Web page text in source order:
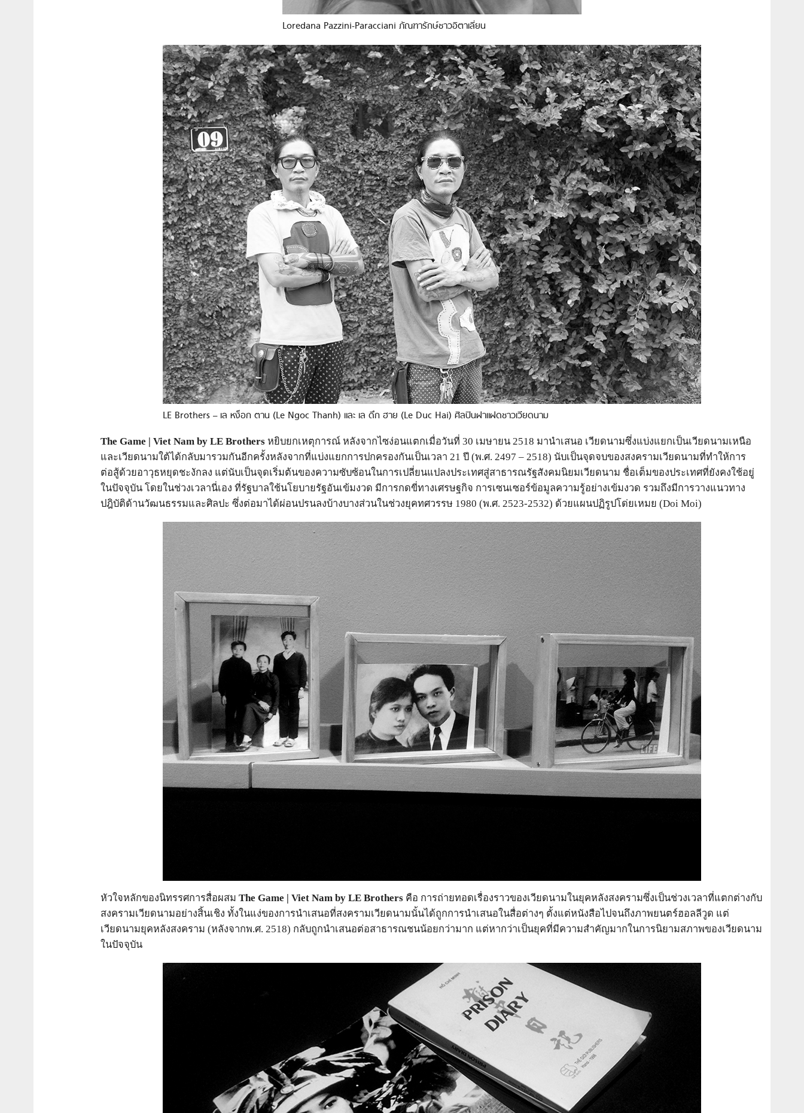
Loredana Pazzini-Paracciani ภัณฑารักษ์ชาวอิตาเลี่ยน
LE Brothers – เล หง็อก ตาน (Le Ngoc Thanh) และ เล ดึก ฮาย (Le Duc Hai) ศิลปินฝาแฝดชาวเวียดนาม
The Game | Viet Nam by LE Brothers หยิบยกเหตุการณ์ หลังจากไซง่อนแตกเมื่อวันที่ 30 เมษายน 2518 มานำเสนอ เวียดนามซึ่งแบ่งแยกเป็นเวียดนามเหนือ
และเวียดนามใต้ได้กลับมารวมกันอีกครั้งหลังจากที่แบ่งแยกการปกครองกันเป็นเวลา 21 ปี (พ.ศ. 2497 – 2518) นับเป็นจุดจบของสงครามเวียดนามที่ทำให้การ
ต่อสู้ด้วยอาวุธหยุดชะงักลง แต่นับเป็นจุดเริ่มต้นของความซับซ้อนในการเปลี่ยนแปลงประเทศสู่สาธารณรัฐสังคมนิยมเวียดนาม ชื่อเต็มของประเทศที่ยังคงใช้อยู่
ในปัจจุบัน โดยในช่วงเวลานี่เอง ที่รัฐบาลใช้นโยบายรัฐอันเข้มงวด มีการกดขี่ทางเศรษฐกิจ การเซนเซอร์ข้อมูลความรู้อย่างเข้มงวด รวมถึงมีการวางแนวทาง
ปฎิบัติด้านวัฒนธรรมและศิลปะ ซึ่งต่อมาได้ผ่อนปรนลงบ้างบางส่วนในช่วงยุคทศวรรษ 1980 (พ.ศ. 2523-2532) ด้วยแผนปฏิรูปโด่ยเหมย (Doi Moi)
หัวใจหลักของนิทรรศการสื่อผสม The Game | Viet Nam by LE Brothers คือ การถ่ายทอดเรื่องราวของเวียดนามในยุคหลังสงครามซึ่งเป็นช่วงเวลาที่แตกต่างกับ
สงครามเวียดนามอย่างสิ้นเชิง ทั้งในแง่ของการนำเสนอที่สงครามเวียดนามนั้นได้ถูกการนำเสนอในสื่อต่างๆ ตั้งแต่หนังสือไปจนถึงภาพยนตร์ฮอลลีวูด แต่
เวียดนามยุคหลังสงคราม (หลังจากพ.ศ. 2518) กลับถูกนำเสนอต่อสาธารณชนน้อยกว่ามาก แต่หากว่าเป็นยุคที่มีความสำคัญมากในการนิยามสภาพของเวียดนาม
ในปัจจุบัน